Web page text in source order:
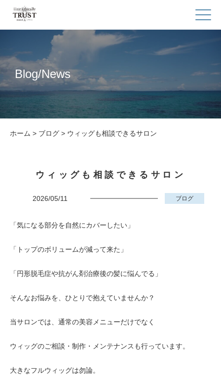
Blog/News
ホーム > ブログ > ウィッグも相談できるサロン
ウィッグも相談できるサロン
2026/05/11 ブログ
「気になる部分を自然にカバーしたい」
「トップのボリュームが減って来た」
「円形脱毛症や抗がん剤治療後の髪に悩んでる」
そんなお悩みを、ひとりで抱えていませんか？
当サロンでは、通常の美容メニューだけでなく
ウィッグのご相談・制作・メンテナンスも行っています。
大きなフルウィッグは勿論。